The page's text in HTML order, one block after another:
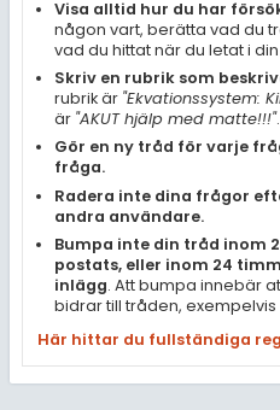
Visa alltid hur du har
någon vart, berätta vad du
vad du hittat när du letat i
Skriv en rubrik som
rubrik är "Ekvationssystem:
är "AKUT hjälp med matte!!!".
Gör en ny tråd för varje
fråga.
Radera inte dina frågor
andra användare.
Bumpa inte din tråd inom
postats, eller inom 24
inlägg. Att bumpa innebär
bidrar till tråden, exempelvis
Här hittar du fullständiga